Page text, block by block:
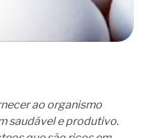
ao organismo
saudável e produtivo.